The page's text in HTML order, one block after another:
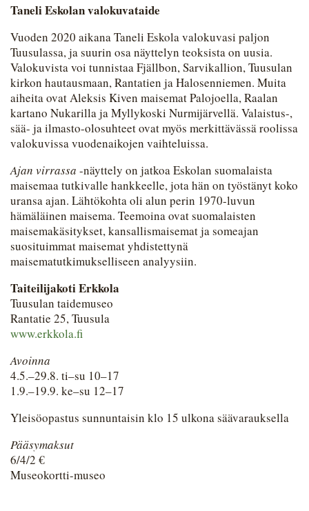
Taneli Eskolan valokuvataide
Vuoden 2020 aikana Taneli Eskola valokuvasi paljon
Tuusulassa, ja suurin osa näyttelyn teoksista on uusia.
Valokuvista voi tunnistaa Fjällbon, Sarvikallion, Tuusulan
kirkon hautausmaan, Rantatien ja Halosenniemen. Muita
aiheita ovat Aleksis Kiven maisemat Palojoella, Raalan
kartano Nukarilla ja Myllykoski Nurmijärvellä. Valaistus-,
sää- ja ilmasto-olosuhteet ovat myös merkittävässä roolissa
valokuvissa vuodenaikojen vaihteluissa.
Ajan virrassa -näyttely on jatkoa Eskolan suomalaista
maisemaa tutkivalle hankkeelle, jota hän on työstänyt koko
uransa ajan. Lähtökohta oli alun perin 1970-luvun
hämäläinen maisema. Teemoina ovat suomalaisten
maisemakäsitykset, kansallismaisemat ja someajan
suosituimmat maisemat yhdistettynä
maisematutkimukselliseen analyysiin.
Taiteilijakoti Erkkola
Tuusulan taidemuseo
Rantatie 25, Tuusula
www.erkkola.fi
Avoinna
4.5.–29.8. ti–su 10–17
1.9.–19.9. ke–su 12–17
Yleisöopastus sunnuntaisin klo 15 ulkona säävarauksella
Pääsymaksut
6/4/2 €
Museokortti-museo